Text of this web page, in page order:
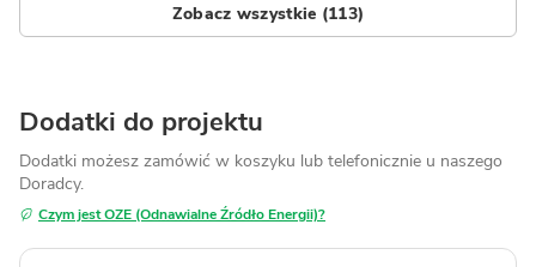
Zobacz wszystkie (113)
Dodatki do projektu
Dodatki możesz zamówić w koszyku lub telefonicznie u naszego
Doradcy.
Czym jest OZE (Odnawialne Źródło Energii)?